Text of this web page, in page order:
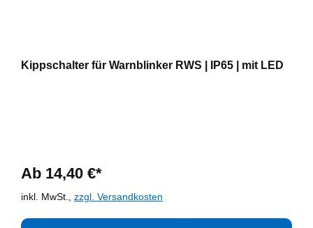
Kippschalter für Warnblinker RWS | IP65 | mit LED
Ab 14,40 €*
inkl. MwSt., zzgl. Versandkosten